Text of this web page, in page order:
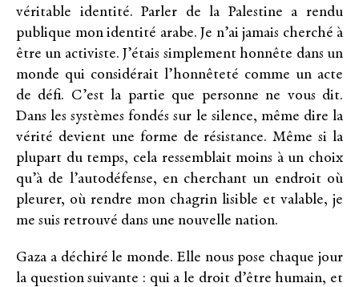
véritable identité. Parler de la Palestine a rendu
publique mon identité arabe. Je n’ai jamais cherché à
être un activiste. J’étais simplement honnête dans un
monde qui considérait l’honnêteté comme un acte
de défi. C’est la partie que personne ne vous dit.
Dans les systèmes fondés sur le silence, même dire la
vérité devient une forme de résistance. Même si la
plupart du temps, cela ressemblait moins à un choix
qu’à de l’autodéfense, en cherchant un endroit où
pleurer, où rendre mon chagrin lisible et valable, je
me suis retrouvé dans une nouvelle nation.
Gaza a déchiré le monde. Elle nous pose chaque jour
la question suivante : qui a le droit d’être humain, et